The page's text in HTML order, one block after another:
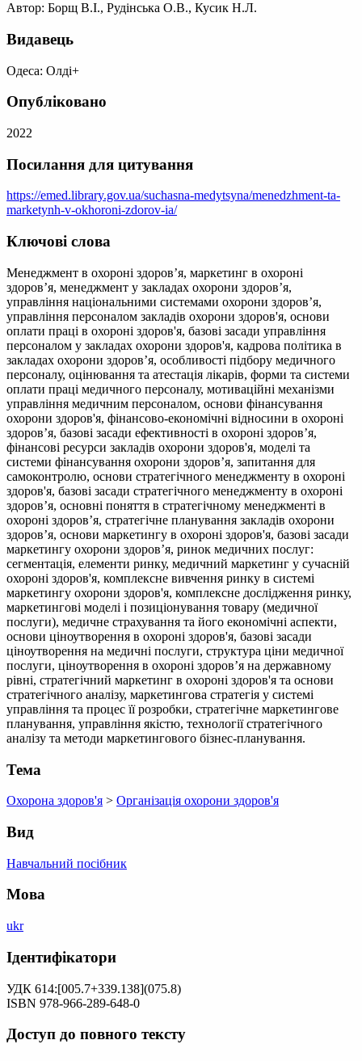
Автор: Борщ В.І., Рудінська О.В., Кусик Н.Л.
Видавець
Одеса: Олді+
Опубліковано
2022
Посилання для цитування
https://emed.library.gov.ua/suchasna-medytsyna/menedzhment-ta-
marketynh-v-okhoroni-zdorov-ia/
Ключові слова
Менеджмент в охороні здоров’я, маркетинг в охороні
здоров’я, менеджмент у закладах охорони здоров’я,
управління національними системами охорони здоров’я,
управління персоналом закладів охорони здоров'я, основи
оплати праці в охороні здоров'я, базові засади управління
персоналом у закладах охорони здоров'я, кадрова політика в
закладах охорони здоров’я, особливості підбору медичного
персоналу, оцінювання та атестація лікарів, форми та системи
оплати праці медичного персоналу, мотиваційні механізми
управління медичним персоналом, основи фінансування
охорони здоров'я, фінансово-економічні відносини в охороні
здоров’я, базові засади ефективності в охороні здоров’я,
фінансові ресурси закладів охорони здоров'я, моделі та
системи фінансування охорони здоров’я, запитання для
самоконтролю, основи стратегічного менеджменту в охороні
здоров'я, базові засади стратегічного менеджменту в охороні
здоров’я, основні поняття в стратегічному менеджменті в
охороні здоров’я, стратегічне планування закладів охорони
здоров’я, основи маркетингу в охороні здоров'я, базові засади
маркетингу охорони здоров’я, ринок медичних послуг:
сегментація, елементи ринку, медичний маркетинг у сучасній
охороні здоров'я, комплексне вивчення ринку в системі
маркетингу охорони здоров'я, комплексне дослідження ринку,
маркетингові моделі і позиціонування товару (медичної
послуги), медичне страхування та його економічні аспекти,
основи ціноутворення в охороні здоров'я, базові засади
ціноутворення на медичні послуги, структура ціни медичної
послуги, ціноутворення в охороні здоров’я на державному
рівні, стратегічний маркетинг в охороні здоров'я та основи
стратегічного аналізу, маркетингова стратегія у системі
управління та процес її розробки, стратегічне маркетингове
планування, управління якістю, технології стратегічного
аналізу та методи маркетингового бізнес-планування.
Тема
Охорона здоров'я > Організація охорони здоров'я
Вид
Навчальний посібник
Мова
ukr
Ідентифікатори
УДК 614:[005.7+339.138](075.8)
ISBN 978-966-289-648-0
Доступ до повного тексту